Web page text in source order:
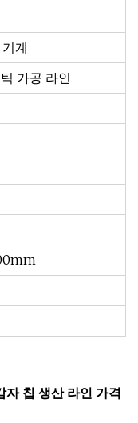
계
가공 라인
자 칩 생산 라인 가격